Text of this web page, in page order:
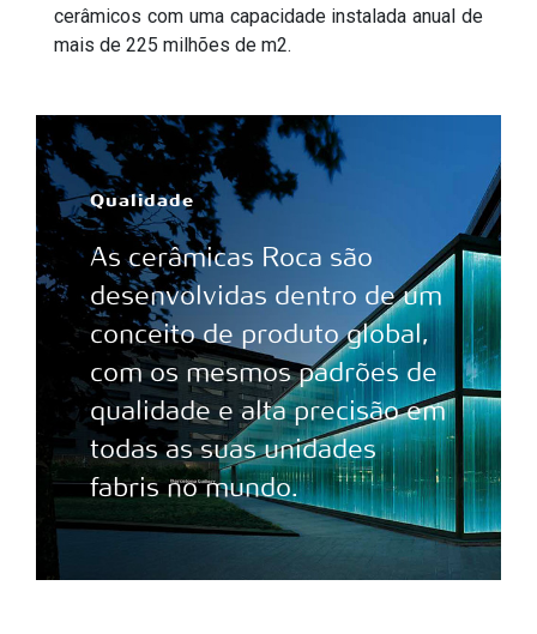
cerâmicos com uma capacidade instalada anual de
mais de 225 milhões de m2.
Qualidade
As cerâmicas Roca são
desenvolvidas dentro de um
conceito de produto global,
com os mesmos padrões de
qualidade e alta precisão em
todas as suas unidades
fabris no mundo.